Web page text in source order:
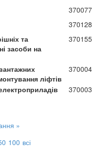
370077
370128
та
засоби на
370155
ліфтів
370004
370003
»
100 всі